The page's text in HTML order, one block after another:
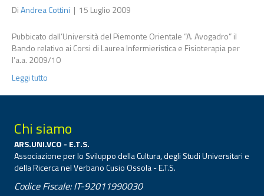
DiAndrea Cottini | 15 Luglio 2009
Pubbicato dall’Università del Piemonte Orientale “A. Avogadro” il
Bando relativo ai Corsi di Laurea Infermieristica e Fisioterapia per
l’a.a. 2009/10
Leggi tutto
Chi siamo
ARS.UNI.VCO - E.T.S.
Associazione per lo Sviluppo della Cultura, degli Studi Universitari e
della Ricerca nel Verbano Cusio Ossola - E.T.S.
Codice Fiscale: IT-92011990030